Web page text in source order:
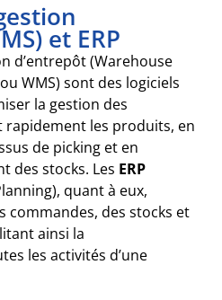
et ERP
d’entrepôt (Warehouse
WMS) sont des logiciels
la gestion des
les produits, en
de picking et en
des stocks. Les ERP
quant à eux,
commandes, des stocks et
ainsi la
les activités d’une